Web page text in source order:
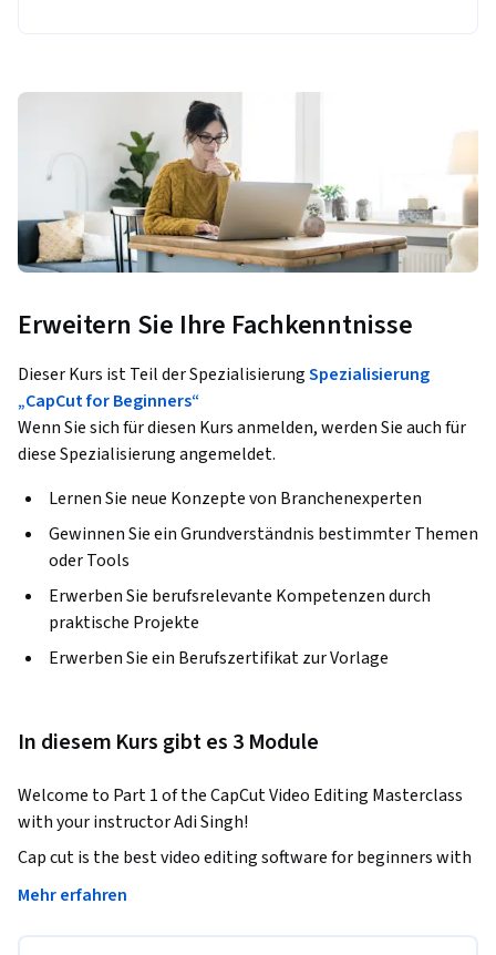
Erweitern Sie Ihre Fachkenntnisse
Dieser Kurs ist Teil der SpezialisierungSpezialisierung
„CapCut for Beginners“
Wenn Sie sich für diesen Kurs anmelden, werden Sie auch für
diese Spezialisierung angemeldet.
Lernen Sie neue Konzepte von Branchenexperten
Gewinnen Sie ein Grundverständnis bestimmter Themen
oder Tools
Erwerben Sie berufsrelevante Kompetenzen durch
praktische Projekte
Erwerben Sie ein Berufszertifikat zur Vorlage
In diesem Kurs gibt es 3 Module
Welcome to Part 1 of the CapCut Video Editing Masterclass
with your instructor Adi Singh!
Cap cut is the best video editing software for beginners with
hundreds of drag and drop effects that would make your
Mehr erfahren